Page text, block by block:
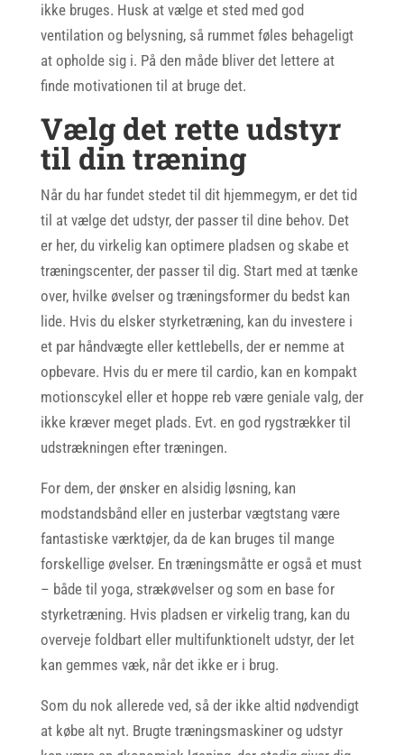
ikke bruges. Husk at vælge et sted med god
ventilation og belysning, så rummet føles behageligt
at opholde sig i. På den måde bliver det lettere at
finde motivationen til at bruge det.
Vælg det rette udstyr
til din træning
Når du har fundet stedet til dit hjemmegym, er det tid
til at vælge det udstyr, der passer til dine behov. Det
er her, du virkelig kan optimere pladsen og skabe et
træningscenter, der passer til dig. Start med at tænke
over, hvilke øvelser og træningsformer du bedst kan
lide. Hvis du elsker styrketræning, kan du investere i
et par håndvægte eller kettlebells, der er nemme at
opbevare. Hvis du er mere til cardio, kan en kompakt
motionscykel eller et hoppe reb være geniale valg, der
ikke kræver meget plads. Evt. en god rygstrækker til
udstrækningen efter træningen.
For dem, der ønsker en alsidig løsning, kan
modstandsbånd eller en justerbar vægtstang være
fantastiske værktøjer, da de kan bruges til mange
forskellige øvelser. En træningsmåtte er også et must
– både til yoga, strækøvelser og som en base for
styrketræning. Hvis pladsen er virkelig trang, kan du
overveje foldbart eller multifunktionelt udstyr, der let
kan gemmes væk, når det ikke er i brug.
Som du nok allerede ved, så der ikke altid nødvendigt
at købe alt nyt. Brugte træningsmaskiner og udstyr